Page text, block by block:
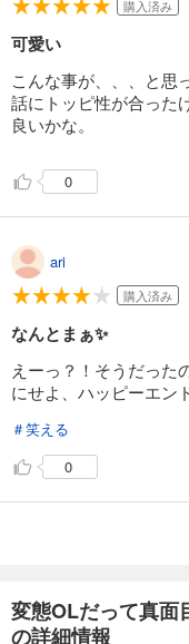
購入済み
可愛い
こんな事が、、、と思
話にトッピ性が合った
良いかな。
0
ari
購入済み
なんとまぁ✨
えーっ？！そうだった
にせよ、ハッピーエン
＃笑える
0
変態OLだって真面
の詳細情報